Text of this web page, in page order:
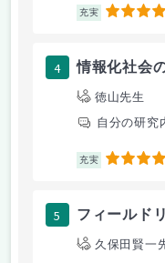
充実 4
4 情報化社会
徳山先生
自分の研究
充実 5
5 フィールド
久保田賢一